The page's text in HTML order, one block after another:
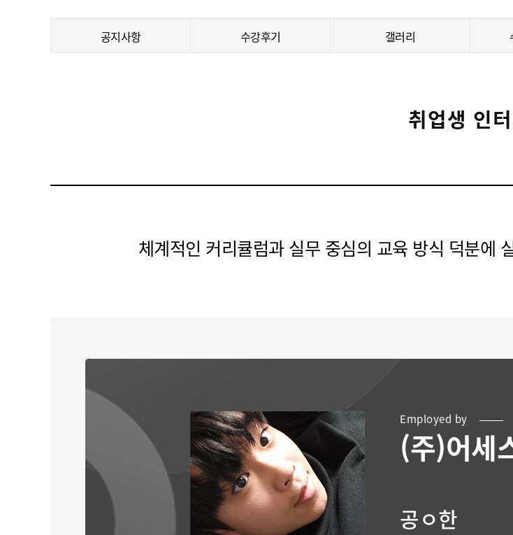
공지사항 수강후기 갤러리
취업생 인
체계적인 커리큘럼과 실무 중심의 교육 방식 덕분에
Employed by
(주)어세
공ㅇ한